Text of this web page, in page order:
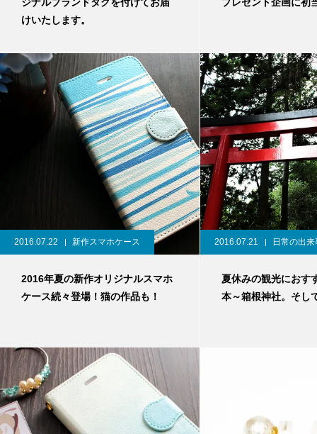
けいたします。
2016.07.22 新作スマホケース
2016年夏の新作オリジナルスマホ
ケース続々登場！猫の作品も！
2016.07.21 日常の出来
夏休みの観光におす
本～箱根神社。そし